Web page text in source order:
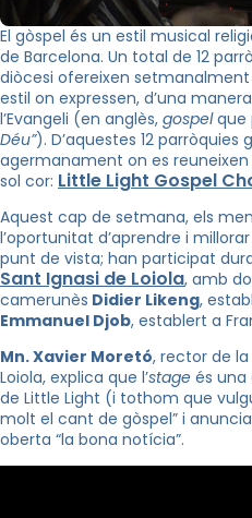
El gòspel és un estil musical
de Barcelona. Un total de 12
diòcesi ofereixen
estil on expressen, d’una
l’Evangeli (en anglès, gospelque
Déu”). D’aquestes 12
agermanament on es
sol cor: Little Light Gospel
Aquest cap de setmana, els
l’oportunitat d’aprendre i
punt de vista; han participat
Sant Ignasi de Loiola, amb
camerunès Didier Likeng,
Emmanuel Djob, establert a
Mn. Xavier Moretó, rector de
Loiola, explica que l’stage és
de Little Light (i tothom que
molt el cant de gòspel” i
oberta “la bona notícia”.